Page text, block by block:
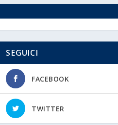
SEGUICI
FACEBOOK
TWITTER